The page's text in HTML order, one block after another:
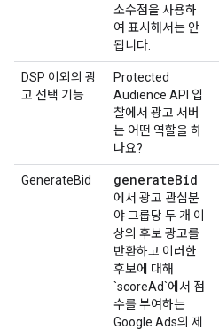
소수점을 사용하
여 표시해서는 안
됩니다.
DSP 이외의 광
고 선택 기능
Protected
Audience API 입
찰에서 광고 서버
는 어떤 역할을 하
나요?
GenerateBid generateBid
에서 광고 관심분
야 그룹당 두 개 이
상의 후보 광고를
반환하고 이러한
후보에 대해
`scoreAd`에서 점
수를 부여하는
Google Ads의 제